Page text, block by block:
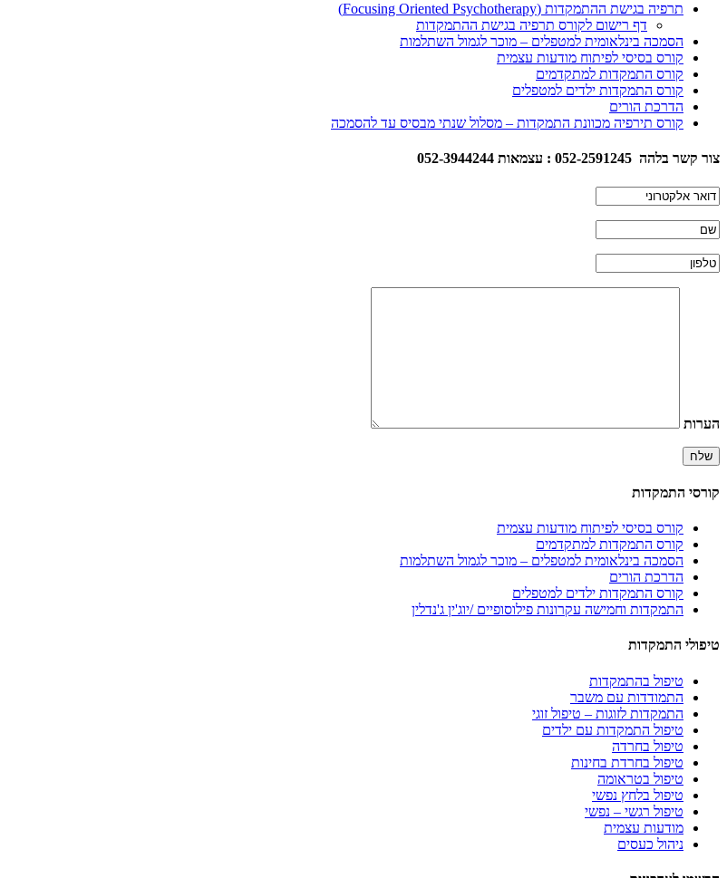
תרפיה בגישת ההתמקדות (Focusing Oriented Psychotherapy)
דף רישום לקורס תרפיה בגישת ההתמקדות
הסמכה בינלאומית למטפלים – מוכר לגמול השתלמות
קורס בסיסי לפיתוח מודעות עצמית
קורס התמקדות למתקדמים
קורס התמקדות ילדים למטפלים
הדרכת הורים
קורס תירפיה מכוונת התמקדות – מסלול שנתי מבסיס עד להסמכה
צור קשר בלהה 052-2591245 : עצמאות 052-3944244
הערות
קורסי התמקדות
קורס בסיסי לפיתוח מודעות עצמית
קורס התמקדות למתקדמים
הסמכה בינלאומית למטפלים – מוכר לגמול השתלמות
הדרכת הורים
קורס התמקדות ילדים למטפלים
התמקדות וחמישה עקרונות פילוסופיים /יוג'ין ג'נדלין
טיפולי התמקדות
טיפול בהתמקדות
התמודדות עם משבר
התמקדות לזוגות – טיפול זוגי
טיפול התמקדות עם ילדים
טיפול בחרדה
טיפול בחרדת בחינות
טיפול בטראומה
טיפול בלחץ נפשי
טיפול רגשי – נפשי
מודעות עצמית
ניהול כעסים